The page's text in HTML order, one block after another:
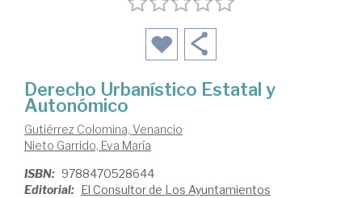
Derecho Urbanístico Estatal y
Autonómico
Gutiérrez Colomina, Venancio
Nieto Garrido, Eva María
ISBN: 9788470528644
Editorial: El Consultor de Los Ayuntamientos